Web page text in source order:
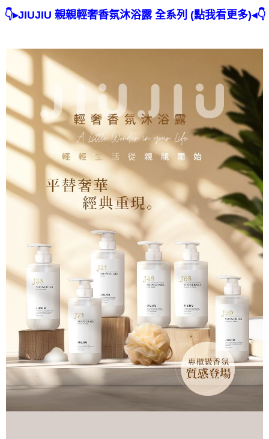
每筆NT$60，滿NT$499(含以上)免運費
每筆NT$60，滿NT$499(含以上)免運費
付款後7-11取貨
每筆NT$60，滿NT$499(含以上)免運費
黑貓宅配
每筆NT$80，滿NT$799(含以上)免運費
宅配
每筆NT$80，滿NT$799(含以上)免運費
👇▸JIUJIU 親親輕奢香氛沐浴露 全系列 (點我看更多)◂👇